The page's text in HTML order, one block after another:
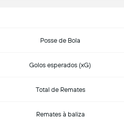
Posse de Bola
Golos esperados (xG)
Total de Remates
Remates à baliza